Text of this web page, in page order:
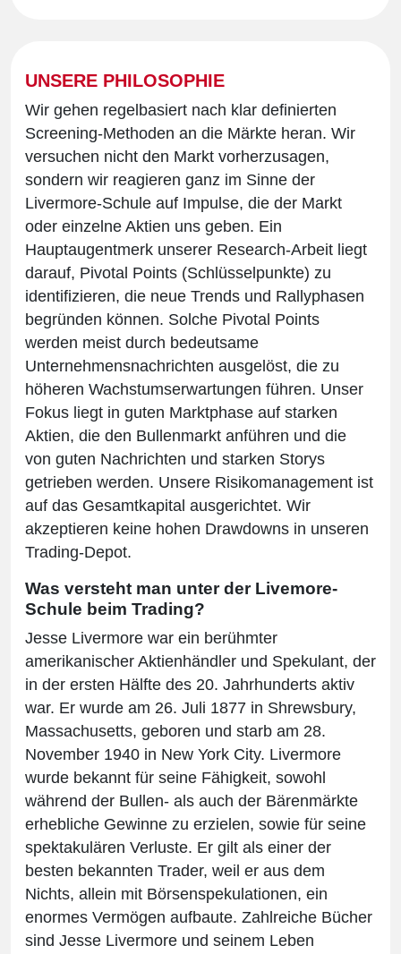
UNSERE PHILOSOPHIE
Wir gehen regelbasiert nach klar definierten
Screening-Methoden an die Märkte heran. Wir
versuchen nicht den Markt vorherzusagen,
sondern wir reagieren ganz im Sinne der
Livermore-Schule auf Impulse, die der Markt
oder einzelne Aktien uns geben. Ein
Hauptaugentmerk unserer Research-Arbeit liegt
darauf, Pivotal Points (Schlüsselpunkte) zu
identifizieren, die neue Trends und Rallyphasen
begründen können. Solche Pivotal Points
werden meist durch bedeutsame
Unternehmensnachrichten ausgelöst, die zu
höheren Wachstumserwartungen führen. Unser
Fokus liegt in guten Marktphase auf starken
Aktien, die den Bullenmarkt anführen und die
von guten Nachrichten und starken Storys
getrieben werden. Unsere Risikomanagement ist
auf das Gesamtkapital ausgerichtet. Wir
akzeptieren keine hohen Drawdowns in unseren
Trading-Depot.
Was versteht man unter der Livemore-
Schule beim Trading?
Jesse Livermore war ein berühmter
amerikanischer Aktienhändler und Spekulant, der
in der ersten Hälfte des 20. Jahrhunderts aktiv
war. Er wurde am 26. Juli 1877 in Shrewsbury,
Massachusetts, geboren und starb am 28.
November 1940 in New York City. Livermore
wurde bekannt für seine Fähigkeit, sowohl
während der Bullen- als auch der Bärenmärkte
erhebliche Gewinne zu erzielen, sowie für seine
spektakulären Verluste. Er gilt als einer der
besten bekannten Trader, weil er aus dem
Nichts, allein mit Börsenspekulationen, ein
enormes Vermögen aufbaute. Zahlreiche Bücher
sind Jesse Livermore und seinem Leben